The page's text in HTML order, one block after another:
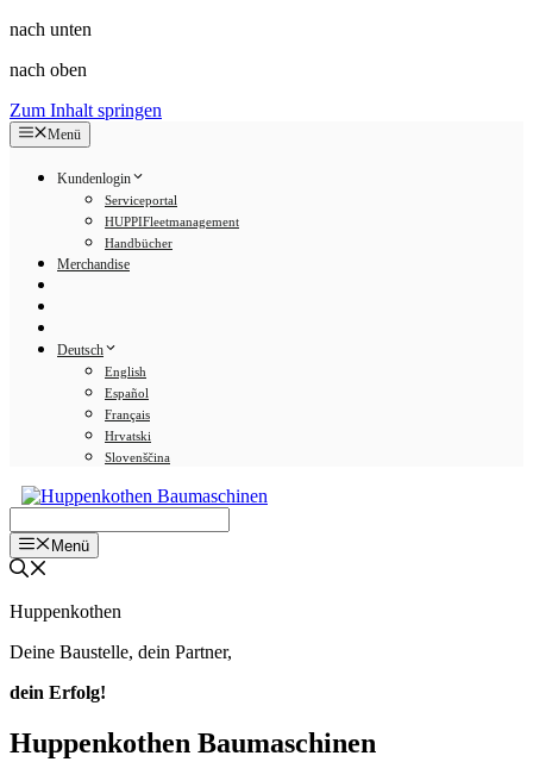
nach unten
nach oben
Zum Inhalt springen
Menü
Kundenlogin
Serviceportal
HUPPIFleetmanagement
Handbücher
Merchandise
Deutsch
English
Español
Français
Hrvatski
Slovenščina
Menü
Huppenkothen
Deine Baustelle, dein Partner,
dein Erfolg!
Huppenkothen Baumaschinen